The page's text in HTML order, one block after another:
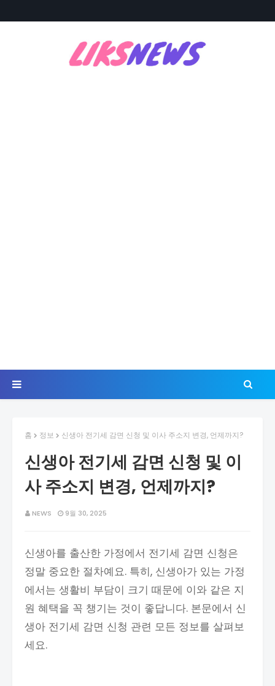
홈 정보 신생아 전기세 감면 신청 및 이사 주소지 변경, 언제까지?
신생아 전기세 감면 신청 및 이
사 주소지 변경, 언제까지?
NEWS 9월 30, 2025
신생아를 출산한 가정에서 전기세 감면 신청은
정말 중요한 절차예요. 특히, 신생아가 있는 가정
에서는 생활비 부담이 크기 때문에 이와 같은 지
원 혜택을 꼭 챙기는 것이 좋답니다. 본문에서 신
생아 전기세 감면 신청 관련 모든 정보를 살펴보
세요.